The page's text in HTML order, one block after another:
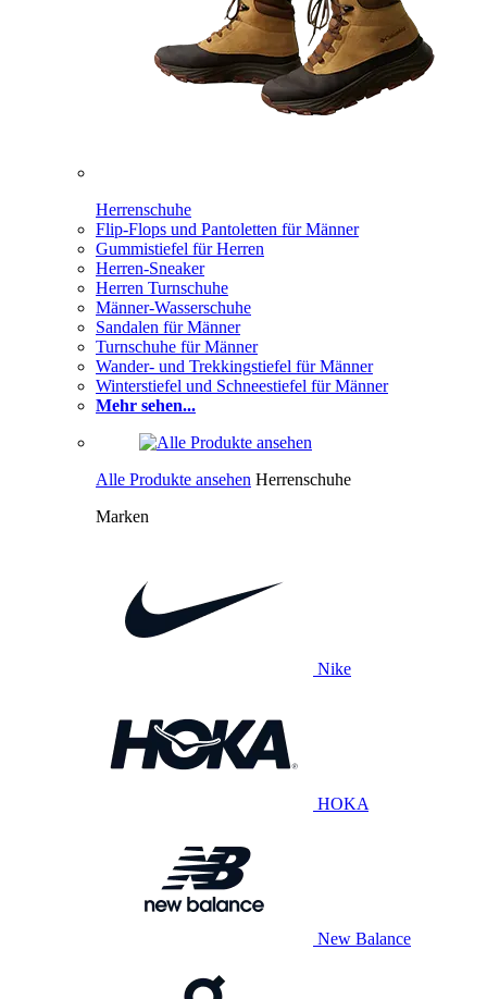
Herrenschuhe
Flip-Flops und Pantoletten für Männer
Gummistiefel für Herren
Herren-Sneaker
Herren Turnschuhe
Männer-Wasserschuhe
Sandalen für Männer
Turnschuhe für Männer
Wander- und Trekkingstiefel für Männer
Winterstiefel und Schneestiefel für Männer
Mehr sehen...
Alle Produkte ansehen Herrenschuhe
Marken
Nike
HOKA
New Balance